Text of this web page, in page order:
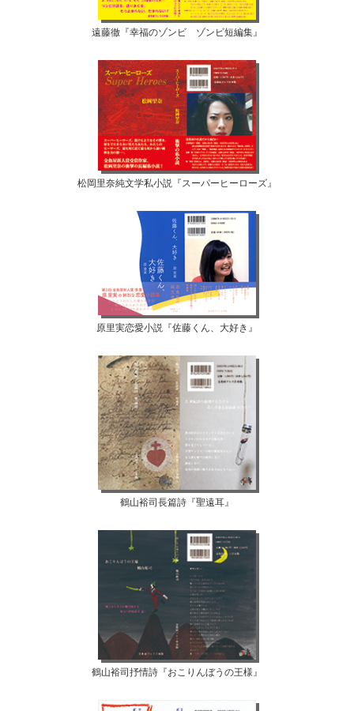
遠藤徹『幸福のゾンビ ゾンビ短編集』
松岡里奈純文学私小説『スーパーヒーローズ』
原里実恋愛小説『佐藤くん、大好き』
鶴山裕司長篇詩『聖遠耳』
鶴山裕司抒情詩『おこりんぼうの王様』